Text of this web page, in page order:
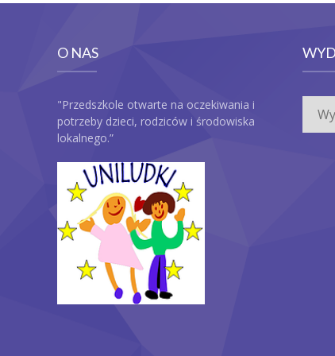
O NAS
"Przedszkole otwarte na oczekiwania i
potrzeby dzieci, rodziców i środowiska
lokalnego.”